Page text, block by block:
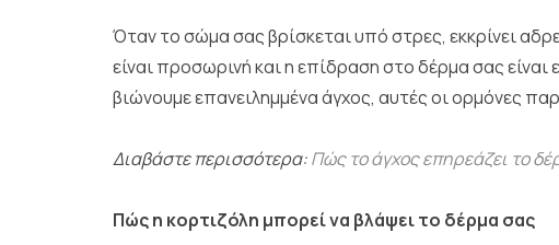
Όταν το σώμα σας βρίσκεται υπό στρες, εκκρίνει
είναι προσωρινή και η επίδραση στο δέρμα σας
βιώνουμε επανειλημμένα άγχος, αυτές οι ορμόνες
Διαβάστε περισσότερα:Πώς το άγχος επηρεάζει το
Πώς η κορτιζόλη μπορεί να βλάψει το δέρμα σας